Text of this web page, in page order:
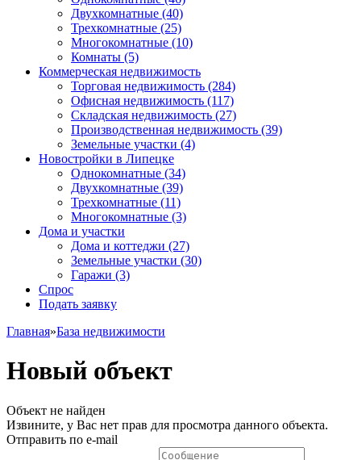
Двухкомнатные (40)
Трехкомнатные (25)
Многокомнатные (10)
Комнаты (5)
Коммерческая недвижимость
Торговая недвижимость (284)
Офисная недвижимость (117)
Складская недвижимость (27)
Производственная недвижимость (39)
Земельные участки (4)
Новостройки в Липецке
Однокомнатные (34)
Двухкомнатные (39)
Трехкомнатные (11)
Многокомнатные (3)
Дома и участки
Дома и коттеджи (27)
Земельные участки (30)
Гаражи (3)
Спрос
Подать заявку
Главная»База недвижимости
Новый объект
Объект не найден
Извините, у Вас нет прав для просмотра данного объекта.
Отправить по e-mail